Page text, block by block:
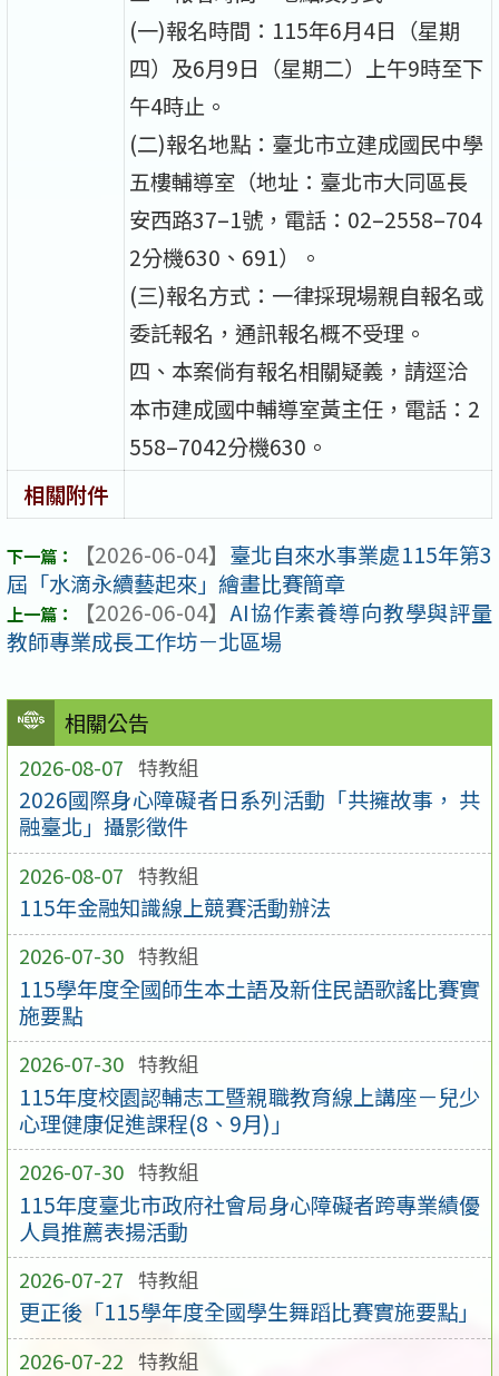
相關公告
2026-08-07 特教組
2026國際身心障礙者日系列活動「共擁故事， 共
融臺北」攝影徵件
2026-08-07 特教組
115年金融知識線上競賽活動辦法
2026-07-30 特教組
115學年度全國師生本土語及新住民語歌謠比賽實
施要點
2026-07-30 特教組
115年度校園認輔志工暨親職教育線上講座－兒少
心理健康促進課程(8、9月)」
2026-07-30 特教組
115年度臺北市政府社會局身心障礙者跨專業績優
人員推薦表揚活動
2026-07-27 特教組
更正後「115學年度全國學生舞蹈比賽實施要點」
2026-07-22 特教組
(一)報名時間：115年6月4日（星期
四）及6月9日（星期二）上午9時至下
午4時止。
(二)報名地點：臺北市立建成國民中學
五樓輔導室（地址：臺北市大同區長
安西路37–1號，電話：02–2558–704
2分機630、691）。
(三)報名方式：一律採現場親自報名或
委託報名，通訊報名概不受理。
四、本案倘有報名相關疑義，請逕洽
本市建成國中輔導室黃主任，電話：2
558–7042分機630。
相關附件
【2026-06-04】 臺北自來水事業處115年第3
屆「水滴永續藝起來」繪畫比賽簡章
【2026-06-04】 AI協作素養導向教學與評量
教師專業成長工作坊－北區場